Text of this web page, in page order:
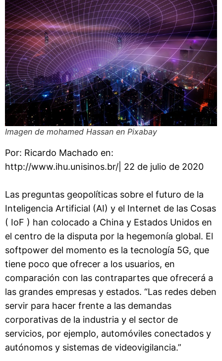
Imagen de mohamed Hassan en Pixabay
Por: Ricardo Machado en:
http://www.ihu.unisinos.br/| 22 de julio de 2020
Las preguntas geopolíticas sobre el futuro de la
Inteligencia Artificial (AI) y el Internet de las Cosas
( IoF ) han colocado a China y Estados Unidos en
el centro de la disputa por la hegemonía global. El
softpower del momento es la tecnología 5G, que
tiene poco que ofrecer a los usuarios, en
comparación con las contrapartes que ofrecerá a
las grandes empresas y estados. “Las redes deben
servir para hacer frente a las demandas
corporativas de la industria y el sector de
servicios, por ejemplo, automóviles conectados y
autónomos y sistemas de videovigilancia.”